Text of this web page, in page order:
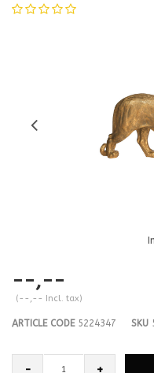
--,--
(--,-- Incl. tax)
ARTICLE CODE5224347 SKU
- +